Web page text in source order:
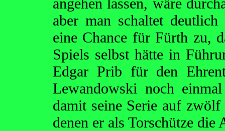
aber man schaltet
eine Chance für Fürth zu,
Spiels selbst hätte in
Edgar Prib für den
Lewandowski noch
damit seine Serie auf
denen er als Torschütze die